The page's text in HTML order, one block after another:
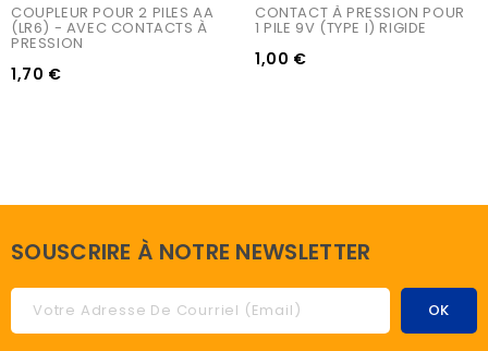
COUPLEUR POUR 2 PILES AA
(LR6) - AVEC CONTACTS À
PRESSION
1,70 €
CONTACT À PRESSION POUR
1 PILE 9V (TYPE I) RIGIDE
1,00 €
SOUSCRIRE À NOTRE NEWSLETTER